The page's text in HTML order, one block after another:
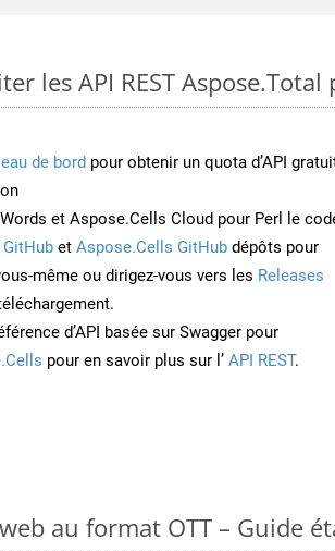
les API REST Aspose.Total
de bord pour obtenir un quota d’API
et Aspose.Cells Cloud pour Perl le
et Aspose.Cells GitHub dépôts pour
même ou dirigez-vous vers les Releases
d’API basée sur Swagger pour
pour en savoir plus sur l’ API REST.
au format OTT – Guide